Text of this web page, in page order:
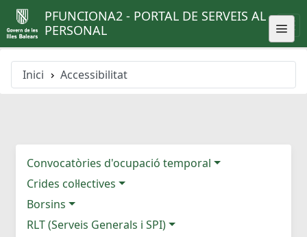
PFUNCIONA2 - PORTAL DE SERVEIS AL
PERSONAL
Inici Accessibilitat
Convocatòries d'ocupació temporal
Crides col·lectives
Borsins
RLT (Serveis Generals i SPI)